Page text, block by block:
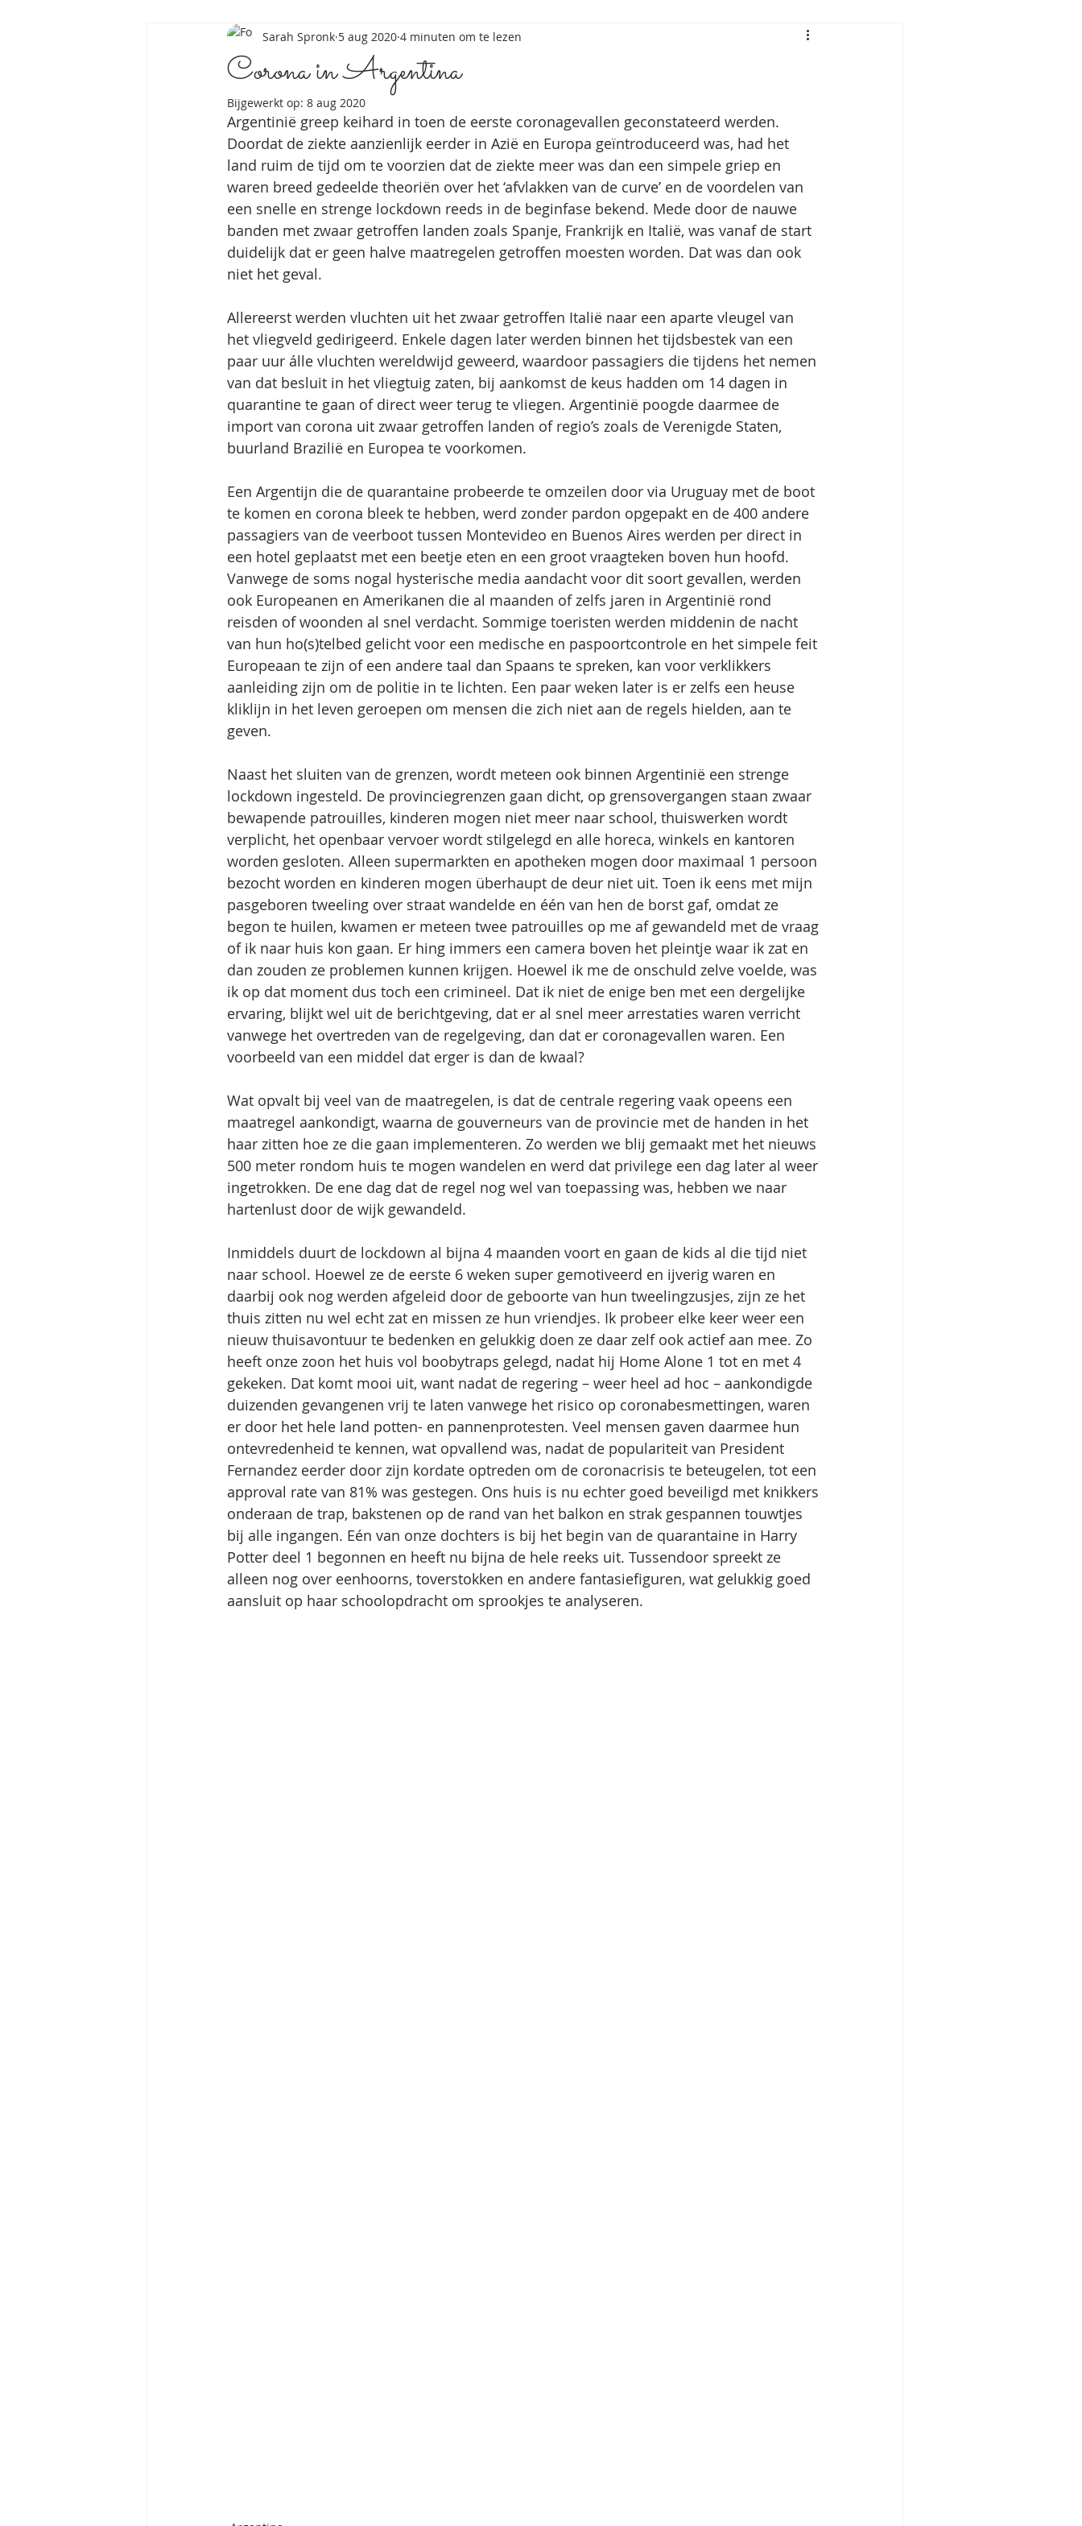
Corona in Argentina
Sarah Spronk 5 aug 2020 4 minuten om te lezen
Bijgewerkt op: 8 aug 2020
Argentinië greep keihard in toen de eerste coronagevallen geconstateerd werden.
Doordat de ziekte aanzienlijk eerder in Azië en Europa geïntroduceerd was, had het
land ruim de tijd om te voorzien dat de ziekte meer was dan een simpele griep en
waren breed gedeelde theoriën over het ‘afvlakken van de curve’ en de voordelen van
een snelle en strenge lockdown reeds in de beginfase bekend. Mede door de nauwe
banden met zwaar getroffen landen zoals Spanje, Frankrijk en Italië, was vanaf de start
duidelijk dat er geen halve maatregelen getroffen moesten worden. Dat was dan ook
niet het geval.
Allereerst werden vluchten uit het zwaar getroffen Italië naar een aparte vleugel van
het vliegveld gedirigeerd. Enkele dagen later werden binnen het tijdsbestek van een
paar uur álle vluchten wereldwijd geweerd, waardoor passagiers die tijdens het nemen
van dat besluit in het vliegtuig zaten, bij aankomst de keus hadden om 14 dagen in
quarantine te gaan of direct weer terug te vliegen. Argentinië poogde daarmee de
import van corona uit zwaar getroffen landen of regio’s zoals de Verenigde Staten,
buurland Brazilië en Europea te voorkomen.
Een Argentijn die de quarantaine probeerde te omzeilen door via Uruguay met de boot
te komen en corona bleek te hebben, werd zonder pardon opgepakt en de 400 andere
passagiers van de veerboot tussen Montevideo en Buenos Aires werden per direct in
een hotel geplaatst met een beetje eten en een groot vraagteken boven hun hoofd.
Vanwege de soms nogal hysterische media aandacht voor dit soort gevallen, werden
ook Europeanen en Amerikanen die al maanden of zelfs jaren in Argentinië rond
reisden of woonden al snel verdacht. Sommige toeristen werden middenin de nacht
van hun ho(s)telbed gelicht voor een medische en paspoortcontrole en het simpele feit
Europeaan te zijn of een andere taal dan Spaans te spreken, kan voor verklikkers
aanleiding zijn om de politie in te lichten. Een paar weken later is er zelfs een heuse
kliklijn in het leven geroepen om mensen die zich niet aan de regels hielden, aan te
geven.
Naast het sluiten van de grenzen, wordt meteen ook binnen Argentinië een strenge
lockdown ingesteld. De provinciegrenzen gaan dicht, op grensovergangen staan zwaar
bewapende patrouilles, kinderen mogen niet meer naar school, thuiswerken wordt
verplicht, het openbaar vervoer wordt stilgelegd en alle horeca, winkels en kantoren
worden gesloten. Alleen supermarkten en apotheken mogen door maximaal 1 persoon
bezocht worden en kinderen mogen überhaupt de deur niet uit. Toen ik eens met mijn
pasgeboren tweeling over straat wandelde en één van hen de borst gaf, omdat ze
begon te huilen, kwamen er meteen twee patrouilles op me af gewandeld met de vraag
of ik naar huis kon gaan. Er hing immers een camera boven het pleintje waar ik zat en
dan zouden ze problemen kunnen krijgen. Hoewel ik me de onschuld zelve voelde, was
ik op dat moment dus toch een crimineel. Dat ik niet de enige ben met een dergelijke
ervaring, blijkt wel uit de berichtgeving, dat er al snel meer arrestaties waren verricht
vanwege het overtreden van de regelgeving, dan dat er coronagevallen waren. Een
voorbeeld van een middel dat erger is dan de kwaal?
Wat opvalt bij veel van de maatregelen, is dat de centrale regering vaak opeens een
maatregel aankondigt, waarna de gouverneurs van de provincie met de handen in het
haar zitten hoe ze die gaan implementeren. Zo werden we blij gemaakt met het nieuws
500 meter rondom huis te mogen wandelen en werd dat privilege een dag later al weer
ingetrokken. De ene dag dat de regel nog wel van toepassing was, hebben we naar
hartenlust door de wijk gewandeld.
Inmiddels duurt de lockdown al bijna 4 maanden voort en gaan de kids al die tijd niet
naar school. Hoewel ze de eerste 6 weken super gemotiveerd en ijverig waren en
daarbij ook nog werden afgeleid door de geboorte van hun tweelingzusjes, zijn ze het
thuis zitten nu wel echt zat en missen ze hun vriendjes. Ik probeer elke keer weer een
nieuw thuisavontuur te bedenken en gelukkig doen ze daar zelf ook actief aan mee. Zo
heeft onze zoon het huis vol boobytraps gelegd, nadat hij Home Alone 1 tot en met 4
gekeken. Dat komt mooi uit, want nadat de regering – weer heel ad hoc – aankondigde
duizenden gevangenen vrij te laten vanwege het risico op coronabesmettingen, waren
er door het hele land potten- en pannenprotesten. Veel mensen gaven daarmee hun
ontevredenheid te kennen, wat opvallend was, nadat de populariteit van President
Fernandez eerder door zijn kordate optreden om de coronacrisis te beteugelen, tot een
approval rate van 81% was gestegen. Ons huis is nu echter goed beveiligd met knikkers
onderaan de trap, bakstenen op de rand van het balkon en strak gespannen touwtjes
bij alle ingangen. Eén van onze dochters is bij het begin van de quarantaine in Harry
Potter deel 1 begonnen en heeft nu bijna de hele reeks uit. Tussendoor spreekt ze
alleen nog over eenhoorns, toverstokken en andere fantasiefiguren, wat gelukkig goed
aansluit op haar schoolopdracht om sprookjes te analyseren.